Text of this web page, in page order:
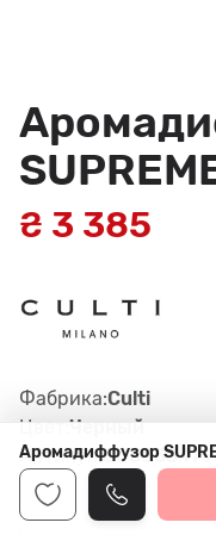
₴ 3 385
Фабрика:Culti
Цвет: Черный
Артикул:
Аромадиффузор